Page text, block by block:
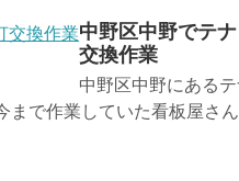
中野区中野でテ
交換作業
中野区中野にある
まで作業していた看板屋さ